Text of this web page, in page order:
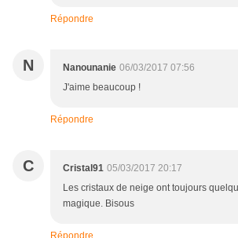
Répondre
N Nanounanie 06/03/2017 07:56
J'aime beaucoup !
Répondre
C Cristal91 05/03/2017 20:17
Les cristaux de neige ont toujours
magique. Bisous
Répondre